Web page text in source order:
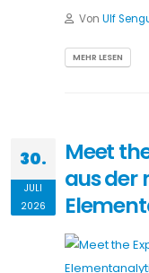
Von Ulf
MEHR LESEN
30.
JULI
2026
Meet
aus der